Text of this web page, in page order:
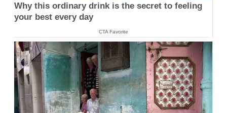
Why this ordinary drink is the secret to feeling
your best every day
CTA Favorite